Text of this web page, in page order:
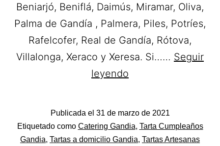
Beniarjó, Beniflá, Daimús, Miramar, Oliva,
Palma de Gandía , Palmera, Piles, Potríes,
Rafelcofer, Real de Gandía, Rótova,
Villalonga, Xeraco y Xeresa. Si…… Seguir
leyendo
a
domicilio
Publicada el 31 de marzo de 2021
Categorizado
como
Etiquetado como Catering Gandia, Tarta Cumpleaños
Gandia, Tartas a domicilio Gandia, Tartas Artesanas